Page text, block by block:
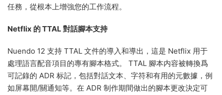
任務，從根本上增強您的工作流程。
Netflix 的 TTAL 對話腳本支持
Nuendo 12 支持 TTAL 文件的導入和導出，這是 Netflix 用于
處理語言配音項目的專有腳本格式。 TTAL 腳本内容被轉換爲
可記錄的 ADR 标記，包括對話文本、字符和有用的元數據，例
如屏幕開/關通知等。在 ADR 制作期間做出的腳本更改決定可